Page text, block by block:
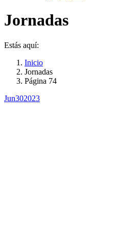
Jornadas
Estás aquí:
Inicio
Jornadas
Página 74
Jun302023